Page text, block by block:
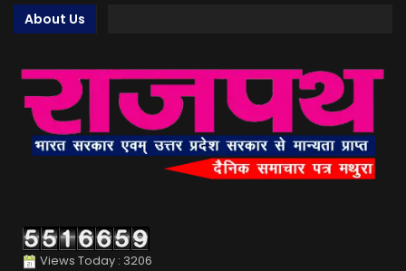
About Us
Views Today : 3206